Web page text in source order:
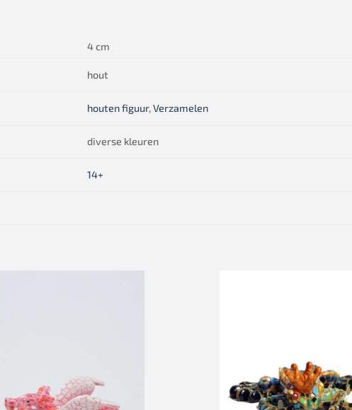
4 cm
hout
houten figuur,Verzamelen
diverse kleuren
14+